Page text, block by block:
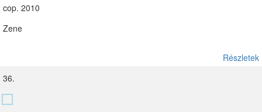
cop. 2010
Zene
Részletek
36.